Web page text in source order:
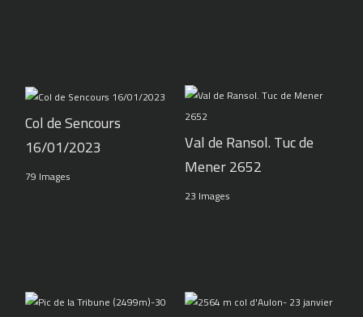
Col de Sencours
16/01/2023
79 Images
Val de Ransol. Tuc de
Mener 2652
23 Images